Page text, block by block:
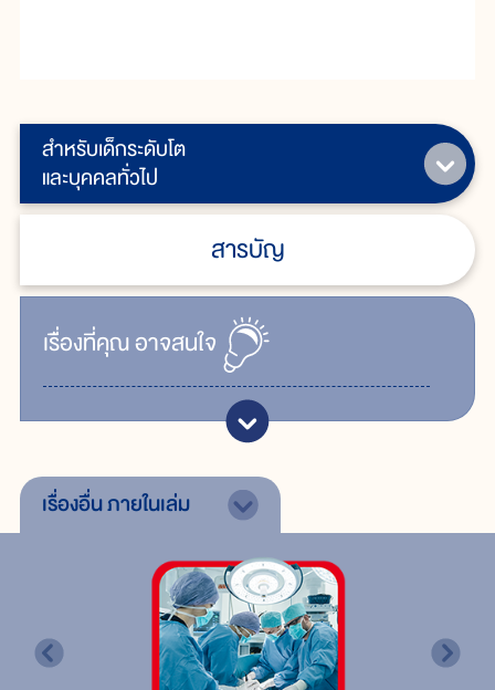
สำหรับเด็กระดับโต
และบุคคลทั่วไป
สารบัญ
เรื่ิองที่คุณอาจสนใจ
เรื่องอื่นภายในเล่ม